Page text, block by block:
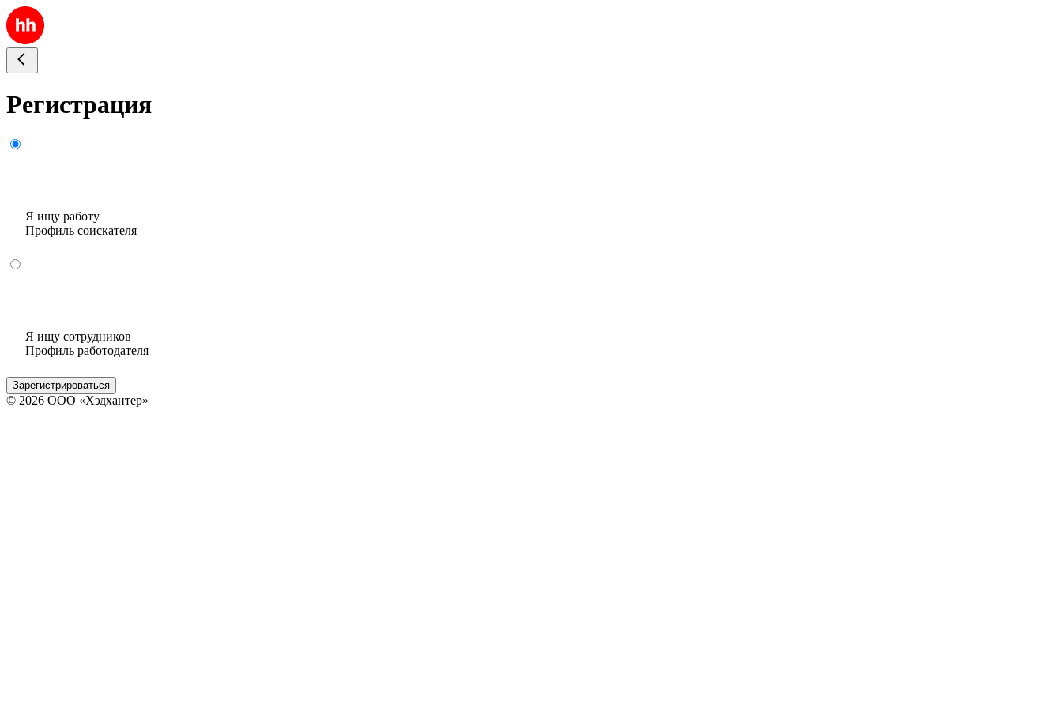
Регистрация
Я ищу работу
Профиль соискателя
Я ищу сотрудников
Профиль работодателя
Зарегистрироваться
© 2026 ООО «Хэдхантер»